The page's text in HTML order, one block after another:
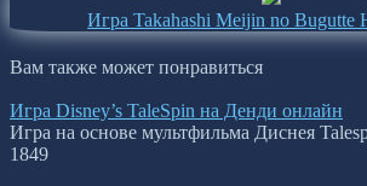
Игра Takahashi Meijin no Bugutte
Вам также может понравиться
Игра Disney’s TaleSpin на Денди онлайн
Игра на основе мультфильма Диснея
1849